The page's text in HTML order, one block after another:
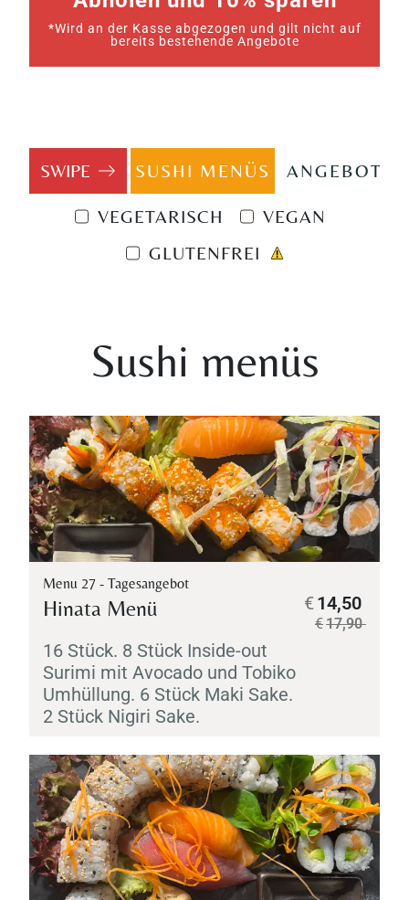
*Wird an der Kasse abgezogen und gilt nicht auf
bereits bestehende Angebote
SUSHI MENÜS ANGEBOTE
VEGETARISCH
VEGAN
GLUTENFREI
Sushi menüs
Menu 27 - Tagesangebot
Hinata Menü
16 Stück. 8 Stück Inside-out
Surimi mit Avocado und Tobiko
Umhüllung. 6 Stück Maki Sake.
2 Stück Nigiri Sake.
17,90
€
14,50
€